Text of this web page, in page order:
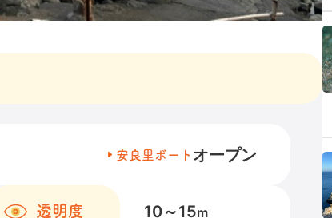
安良里ボート オープン
透明度 10～15m